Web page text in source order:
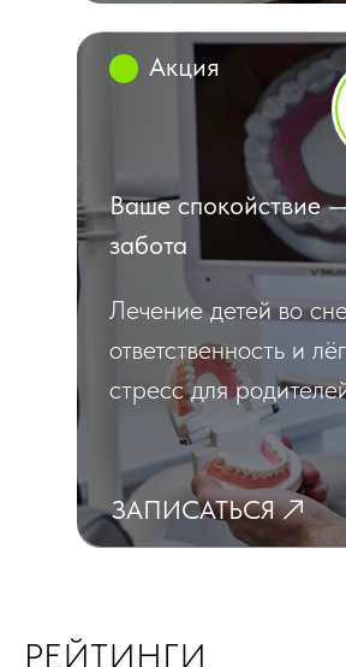
Лечение детей во
ответственность и
стресс для
Ваше спокойствие
забота
ЗАПИСАТЬСЯ
Акция
РЕЙТИНГИ